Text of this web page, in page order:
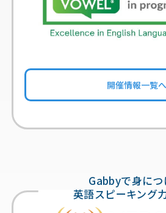
開催情報一覧へ
Gabbyで身につ
英語スピーキング